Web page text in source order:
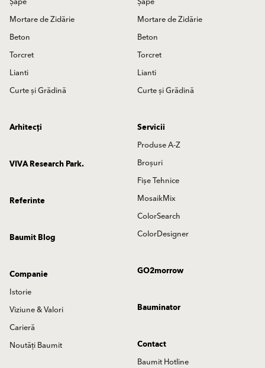
Mortare de Zidărie
Beton
Torcret
Lianti
Curte și Grădină
Mortare de Zidărie
Beton
Torcret
Lianti
Curte și Grădină
Arhitecți
Servicii
Produse A-Z
Broșuri
Fișe Tehnice
MosaikMix
ColorSearch
ColorDesigner
VIVA Research Park.
Referinte
Baumit Blog
GO2morrow
Companie
Istorie
Viziune & Valori
Carieră
Noutăți Baumit
Bauminator
Contact
Baumit Hotline